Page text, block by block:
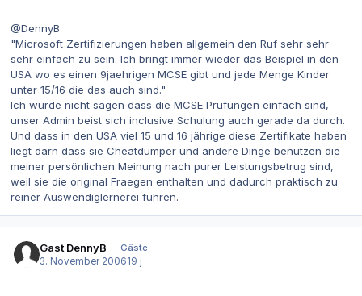
@DennyB
"Microsoft Zertifizierungen haben allgemein den Ruf sehr sehr
sehr einfach zu sein. Ich bringt immer wieder das Beispiel in den
USA wo es einen 9jaehrigen MCSE gibt und jede Menge Kinder
unter 15/16 die das auch sind."
Ich würde nicht sagen dass die MCSE Prüfungen einfach sind,
unser Admin beist sich inclusive Schulung auch gerade da durch.
Und dass in den USA viel 15 und 16 jährige diese Zertifikate haben
liegt darn dass sie Cheatdumper und andere Dinge benutzen die
meiner persönlichen Meinung nach purer Leistungsbetrug sind,
weil sie die original Fraegen enthalten und dadurch praktisch zu
reiner Auswendiglernerei führen.
Gast DennyB
Gäste
3. November 200619 j